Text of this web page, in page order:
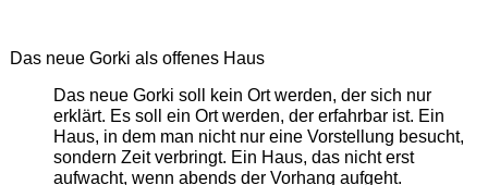
Das neue Gorki als offenes Haus
Das neue Gorki soll kein Ort werden, der sich nur
erklärt. Es soll ein Ort werden, der erfahrbar ist. Ein
Haus, in dem man nicht nur eine Vorstellung besucht,
sondern Zeit verbringt. Ein Haus, das nicht erst
aufwacht, wenn abends der Vorhang aufgeht.